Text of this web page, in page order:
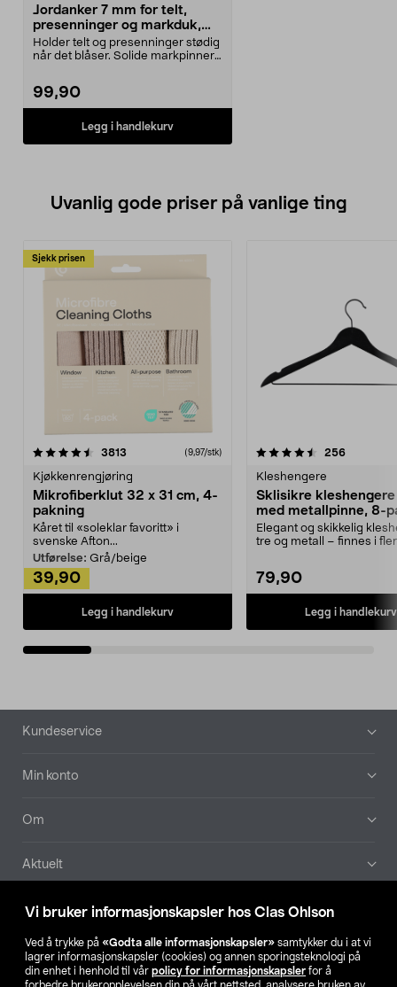
Vi bruker informasjonskapsler hos Clas Ohlson
Ved å trykke på «Godta alle informasjonskapsler» samtykker du i at vi
lagrer informasjonskapsler (cookies) og annen sporingsteknologi på
din enhet i henhold til vår policy for informasjonskapsler for å
Jordanker 7 mm for telt,
presenninger og markduk,
10-pakning
Holder telt og presenninger stødig
når det blåser. Solide markpinner
99,90
Legg i handlekurv
Uvanlig gode priser på vanlige ting
Sjekk prisen
3813 anmeldelser(9,97/stk)
Kjøkkenrengjøring
Mikrofiberklut 32 x 31 cm, 4-
pakning
Kåret til «soleklar favoritt» i
svenske Afton...
Utførelse: Grå/beige
39,90
Legg i handlekurv
4.5av 5 stjerner 256
Kleshengere
Sklisikre
med metallpinne, 8-
Elegant og skikkelig
tre og metall – finnes i
79,90
Legg i handlekurv
4.5av 5 stjerner
Bunntekst
Kundeservice
Min konto
Om
Aktuelt
Våre selskaper
Finn din butikk